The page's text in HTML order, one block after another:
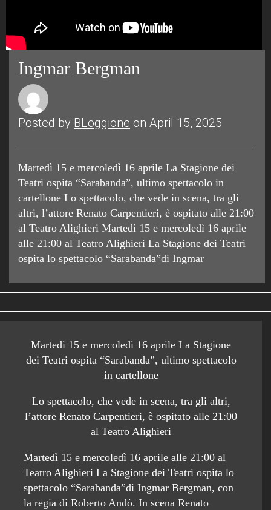
Ingmar Bergman
Posted by BLoggione on April 15, 2025
Martedì 15 e mercoledì 16 aprile La Stagione dei
Teatri ospita “Sarabanda”, ultimo spettacolo in
cartellone Lo spettacolo, che vede in scena, tra gli
altri, l’attore Renato Carpentieri, è ospitato alle 21:00
al Teatro Alighieri Martedì 15 e mercoledì 16 aprile
alle 21:00 al Teatro Alighieri La Stagione dei Teatri
ospita lo spettacolo “Sarabanda”di Ingmar
Martedì 15 e mercoledì 16 aprile La Stagione
dei Teatri ospita “Sarabanda”, ultimo spettacolo
in cartellone
Lo spettacolo, che vede in scena, tra gli altri,
l’attore Renato Carpentieri, è ospitato alle 21:00
al Teatro Alighieri
Martedì 15 e mercoledì 16 aprile alle 21:00 al
Teatro Alighieri La Stagione dei Teatri ospita lo
spettacolo “Sarabanda”di Ingmar Bergman, con
la regia di Roberto Andò. In scena Renato